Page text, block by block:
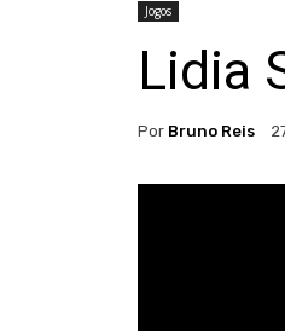
Jogos
Lidia
Por Bruno Reis